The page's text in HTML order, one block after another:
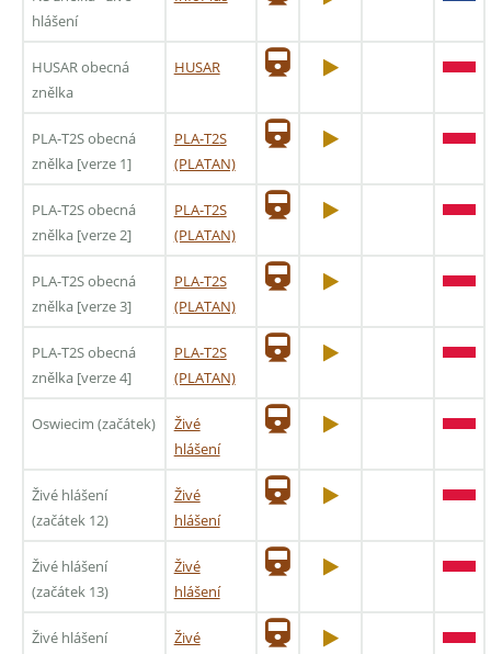
hlášení
HUSAR obecná
znělka
HUSAR
PLA-T2S obecná
znělka [verze 1]
PLA-T2S
(PLATAN)
PLA-T2S obecná
znělka [verze 2]
PLA-T2S
(PLATAN)
PLA-T2S obecná
znělka [verze 3]
PLA-T2S
(PLATAN)
PLA-T2S obecná
znělka [verze 4]
PLA-T2S
(PLATAN)
Oswiecim (začátek)
Živé
hlášení
Živé hlášení
(začátek 12)
Živé
hlášení
Živé hlášení
(začátek 13)
Živé
hlášení
Živé hlášení
Živé